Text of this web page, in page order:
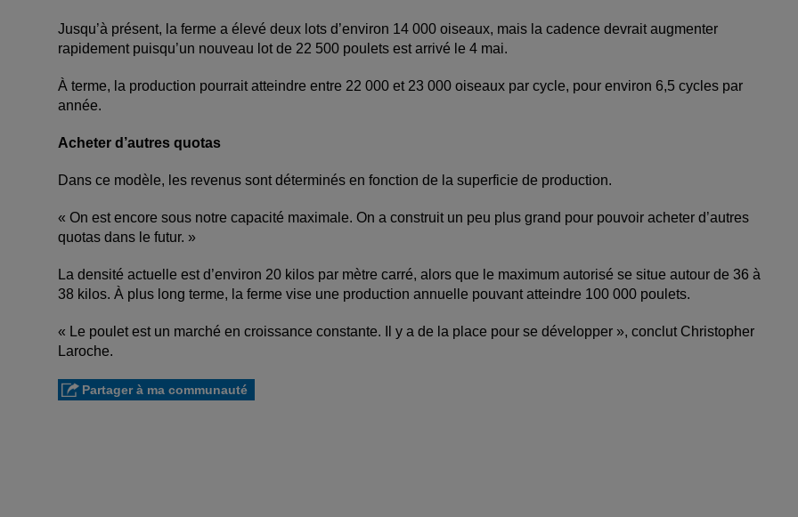
Jusqu’à présent, la ferme a élevé deux lots d’environ 14 000 oiseaux, mais la cadence devrait augmenter
rapidement puisqu’un nouveau lot de 22 500 poulets est arrivé le 4 mai.
À terme, la production pourrait atteindre entre 22 000 et 23 000 oiseaux par cycle, pour environ 6,5 cycles par
année.
Acheter d’autres quotas
Dans ce modèle, les revenus sont déterminés en fonction de la superficie de production.
« On est encore sous notre capacité maximale. On a construit un peu plus grand pour pouvoir acheter d’autres
quotas dans le futur. »
La densité actuelle est d’environ 20 kilos par mètre carré, alors que le maximum autorisé se situe autour de 36 à
38 kilos. À plus long terme, la ferme vise une production annuelle pouvant atteindre 100 000 poulets.
« Le poulet est un marché en croissance constante. Il y a de la place pour se développer », conclut Christopher
Laroche.
Partager à ma communauté